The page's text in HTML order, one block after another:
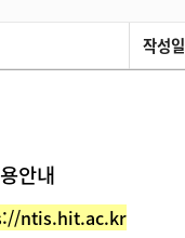
작성일
안내
ntis.hit.ac.kr